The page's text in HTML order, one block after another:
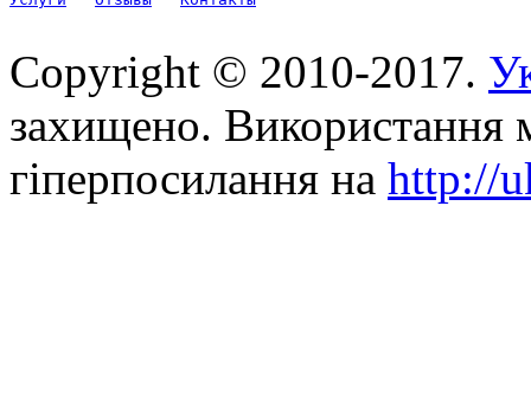
Copyright © 2010-2017.
захищено. Використання
гіперпосилання на http://